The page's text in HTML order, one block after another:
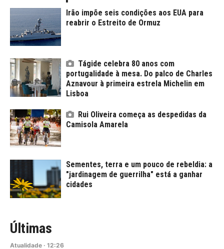
Irão impõe seis condições aos EUA para
reabrir o Estreito de Ormuz
Tágide celebra 80 anos com
portugalidade à mesa. Do palco de Charles
Aznavour à primeira estrela Michelin em
Lisboa
Rui Oliveira começa as despedidas da
Camisola Amarela
Sementes, terra e um pouco de rebeldia: a
"jardinagem de guerrilha" está a ganhar
cidades
Últimas
Atualidade · 12:26